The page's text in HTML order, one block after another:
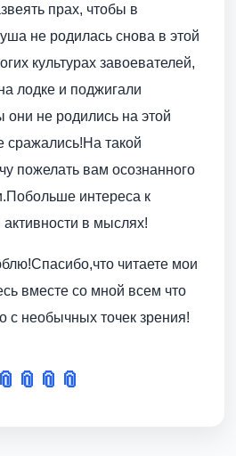
прах, чтобы в
не родилась снова в этой
культурах завоевателей,
лодке и поджигали
они не родились на этой
сражались!На такой
пожелать вам осознанного
интереса к
в мыслях!
читаете мои
вместе со мной всем что
с необычных точек зрения!
📎 📎 📎 📎